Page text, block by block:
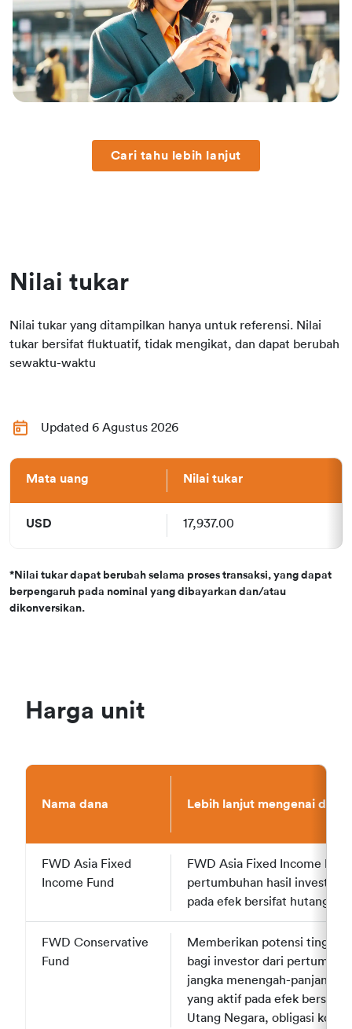
Cari tahu lebih lanjut
Nilai tukar
Nilai tukar yang ditampilkan hanya untuk referensi. Nilai
tukar bersifat fluktuatif, tidak mengikat, dan dapat berubah
sewaktu-waktu
Updated 6 Agustus 2026
Mata uang Nilai tukar
USD 17,937.00
*Nilai tukar dapat berubah selama proses transaksi, yang dapat
berpengaruh pada nominal yang dibayarkan dan/atau
dikonversikan.
Harga unit
Nama dana
FWD Asia Fixed
Income Fund
FWD Conservative
Fund
Nama dana Lebih lanjut mengenai dana
FWD Asia Fixed
Income Fund
FWD Asia Fixed Income
pertumbuhan hasil investasi
pada efek bersifat hutang di
FWD Conservative
Fund
Memberikan potensi tingkat
bagi investor dari
jangka menengah-panjang,
yang aktif pada efek bersifat
Utang Negara, obligasi